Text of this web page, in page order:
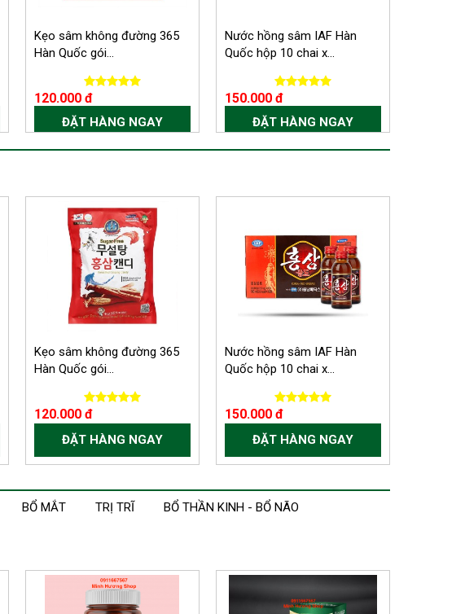
Kẹo sâm không đường 365
Hàn Quốc gói...
120.000 đ
ĐẶT HÀNG NGAY
Nước hồng sâm IAF Hàn
Quốc hộp 10 chai x...
150.000 đ
ĐẶT HÀNG NGAY
Kẹo sâm không đường 365
Hàn Quốc gói...
120.000 đ
ĐẶT HÀNG NGAY
Nước hồng sâm IAF Hàn
Quốc hộp 10 chai x...
150.000 đ
ĐẶT HÀNG NGAY
BỔ MẮT TRỊ TRĨ BỔ THẦN KINH - BỔ NÃO